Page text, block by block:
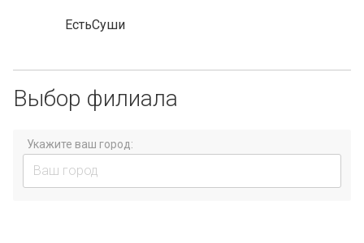
ЕстьСуши
Выбор филиала
Укажите ваш город: